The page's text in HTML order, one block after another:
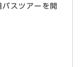
スツアーを開